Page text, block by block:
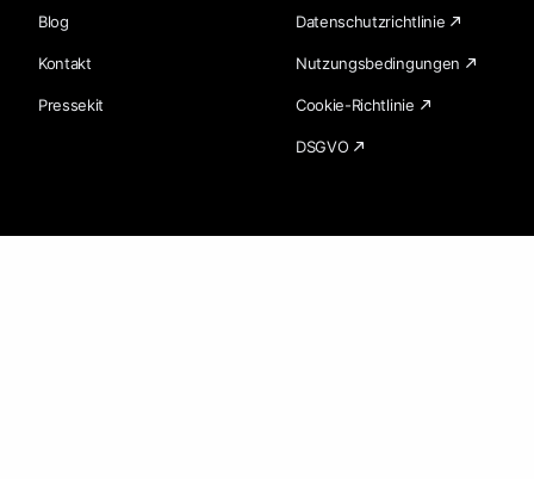
Blog
Kontakt
Pressekit
Datenschutzrichtlinie
Nutzungsbedingungen
Cookie-Richtlinie
DSGVO